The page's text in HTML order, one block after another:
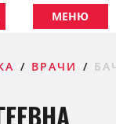
МЕНЮ
ВРАЧИ